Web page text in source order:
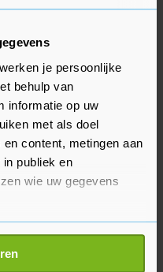
je persoonlijke
behulp van
informatie op uw
met als doel
content, metingen aan
publiek en
wie uw gegevens
graag:
uw geografische